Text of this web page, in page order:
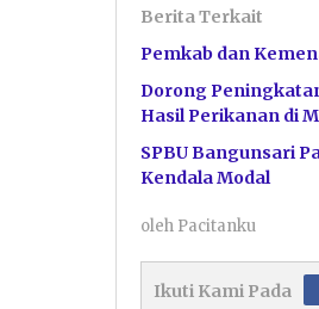
Berita Terkait
Pemkab dan
Dorong
Hasil Perikanan di
SPBU Bangunsari
Kendala Modal
oleh Pacitanku
Ikuti Kami Pada